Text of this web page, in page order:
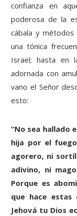
confianza en
poderosa de la
cábala y
una tónica
Israel; hasta en
adornada con
vano el Señor
esto:
“No sea hallado
hija por el
agorero, ni
adivino, ni
Porque es
que hace estas
Jehová tu Dios